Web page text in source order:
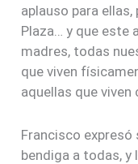
aplauso para
Plaza… y que este
madres, todas
que viven
aquellas que
Francisco expresó
bendiga a todas, y